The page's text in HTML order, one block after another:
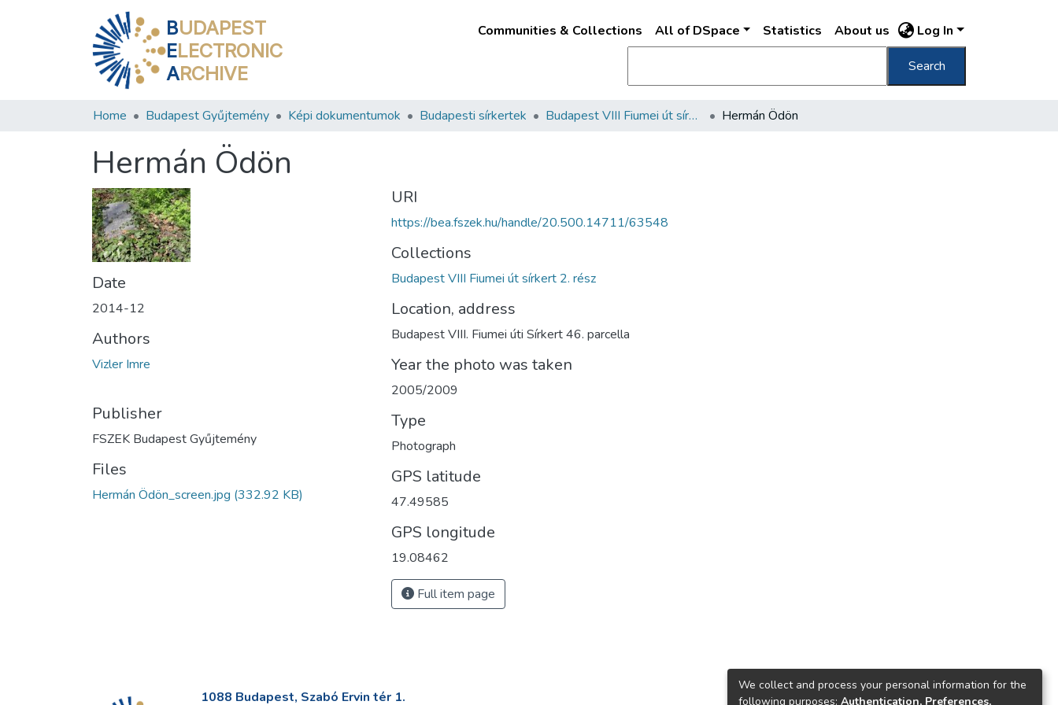
BUDAPEST
ELECTRONIC
ARCHIVE
Communities & Collections All of DSpace Statistics About us Log In
Search
Home Budapest Gyűjtemény Képi dokumentumok Budapesti sírkertek Budapest VIII Fiumei út sírkert 2. rész Hermán Ödön
Hermán Ödön
Date
2014-12
Authors
Vizler Imre
Publisher
FSZEK Budapest Gyűjtemény
Files
Hermán Ödön_screen.jpg (332.92 KB)
URI
https://bea.fszek.hu/handle/20.500.14711/63548
Collections
Budapest VIII Fiumei út sírkert 2. rész
Location, address
Budapest VIII. Fiumei úti Sírkert 46. parcella
Year the photo was taken
2005/2009
Type
Photograph
GPS latitude
47.49585
GPS longitude
19.08462
Full item page
1088 Budapest, Szabó Ervin tér 1.
We collect and process your personal information for the
following purposes: Authentication, Preferences,